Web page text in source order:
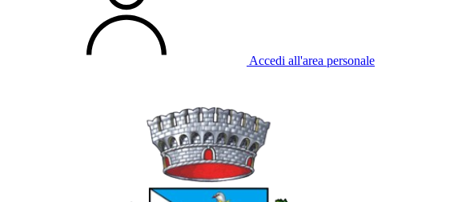
Accedi all'area personale